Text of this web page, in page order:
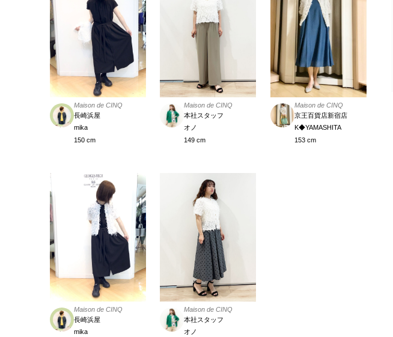
Maison de CINQ
長崎浜屋
mika
150 cm
Maison de CINQ
本社スタッフ
オノ
149 cm
Maison de CINQ
京王百貨店新宿店
K◆YAMASHITA
153 cm
Maison de CINQ
長崎浜屋
mika
Maison de CINQ
本社スタッフ
オノ